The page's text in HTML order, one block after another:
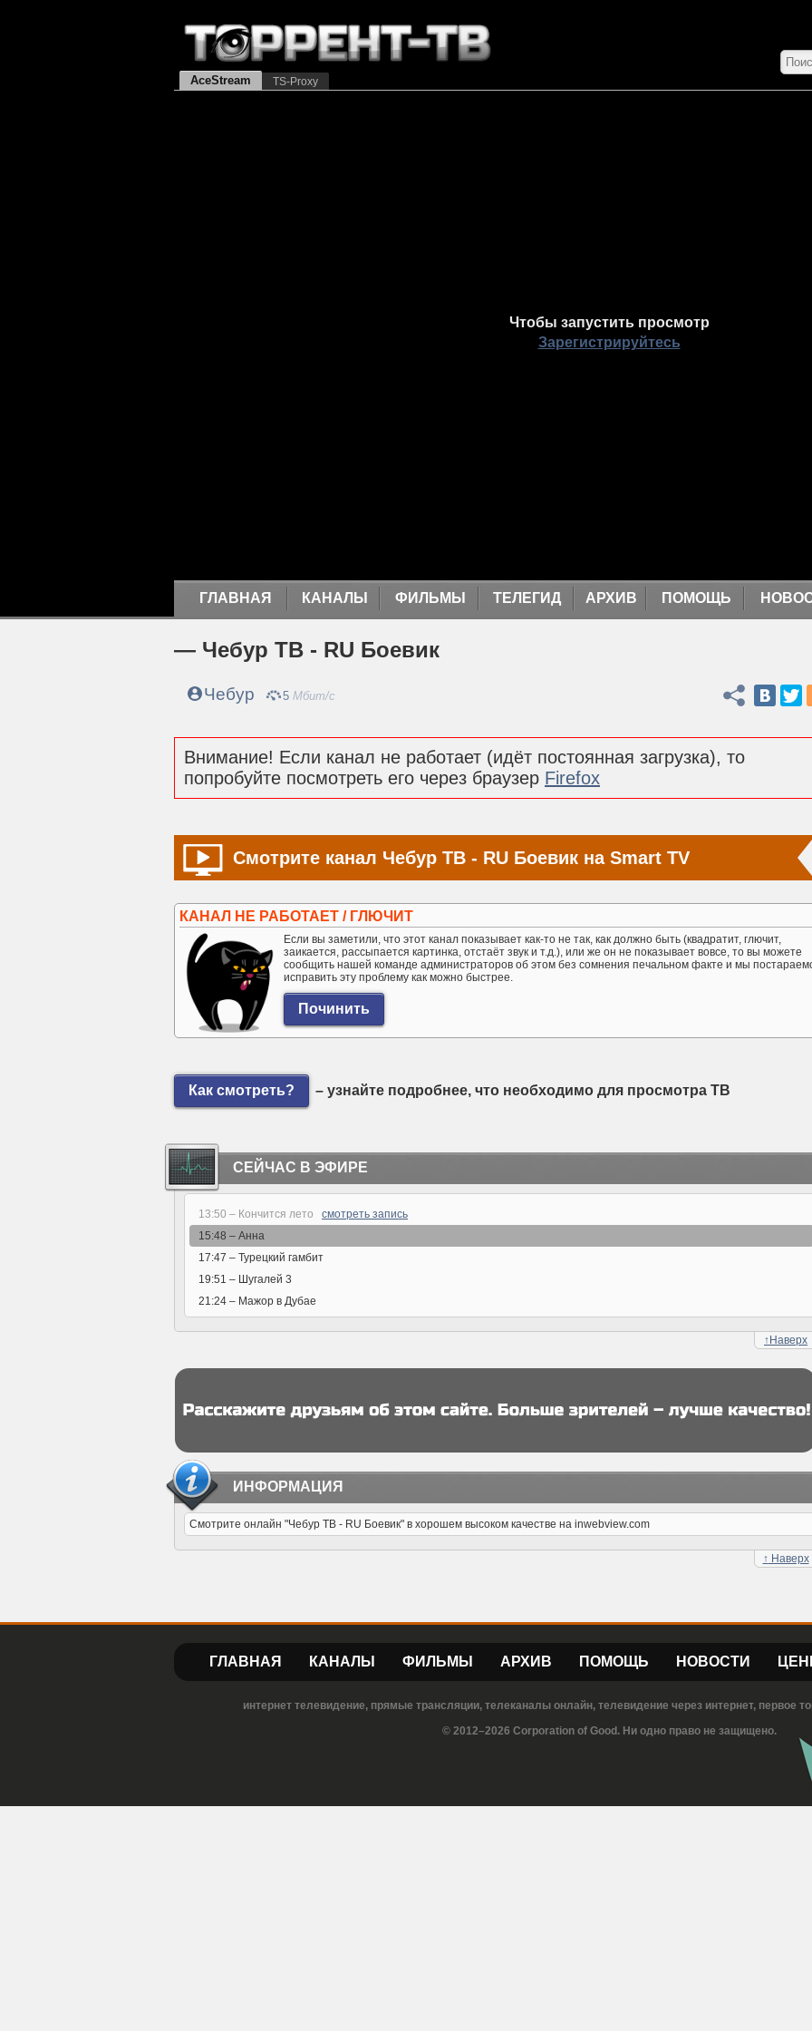
AceStream TS-Proxy
Чтобы запустить просмотр
Зарегистрируйтесь
ГЛАВНАЯ КАНАЛЫ ФИЛЬМЫ ТЕЛЕГИД АРХИВ ПОМОЩЬ
— Чебур ТВ - RU Боевик
Чебур 5 Мбит/с Поделиться
Внимание! Если канал не работает (идёт постоянная загрузка), то
попробуйте посмотреть его через браузер Firefox
Смотрите канал Чебур ТВ - RU Боевик на Smart TV
КАНАЛ НЕ РАБОТАЕТ / ГЛЮЧИТ
Если вы заметили, что этот канал показывает как-то не так, как должно быть (квадратит, глючит,
заикается, рассыпается картинка, отстаёт звук и т.д.), или же он не показывает вовсе, то вы можете
сообщить нашей команде администраторов об этом без сомнения печальном факте и мы
исправить эту проблему как можно быстрее.
Как смотреть? – узнайте подробнее, что необходимо для просмотра ТВ
СЕЙЧАС В ЭФИРЕ
13:50 – Кончится лето смотреть запись
15:48 – Анна
17:47 – Турецкий гамбит
19:51 – Шугалей 3
21:24 – Мажор в Дубае
↑ Наверх
ИНФОРМАЦИЯ
Смотрите онлайн "Чебур ТВ - RU Боевик" в хорошем высоком качестве на inwebview.com
↑ Наверх
ГЛАВНАЯ КАНАЛЫ ФИЛЬМЫ АРХИВ ПОМОЩЬ НОВОСТИ
интернет телевидение, прямые трансляции, телеканалы онлайн, телевидение через интернет, первое
© 2012–2026 Corporation of Good. Ни одно право не защищено.